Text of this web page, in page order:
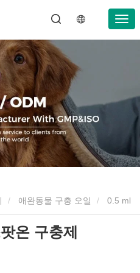
애완동물 구충 오일
온 구충제